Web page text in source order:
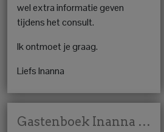
wel extra informatie geven
tijdens het consult.
Ik ontmoet je graag.
Liefs Inanna
Gastenboek Inanna - Ziels Medium